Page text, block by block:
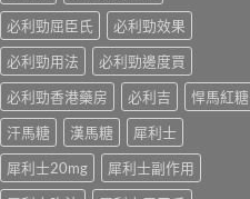
必利勁屈臣氏
必利勁效果
必利勁用法
必利勁邊度買
必利勁香港藥房
必利吉
悍馬紅糖
汗馬糖
漢馬糖
犀利士
犀利士20mg
犀利士副作用